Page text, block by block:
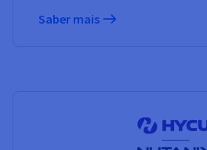
Saber mais